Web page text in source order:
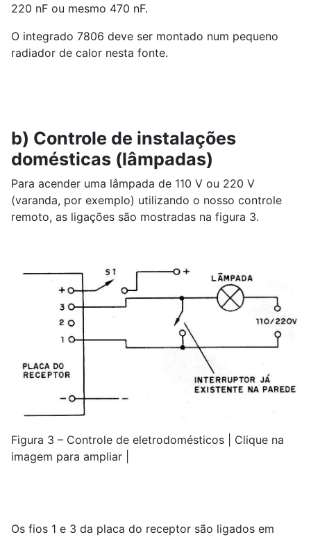
220 nF ou mesmo 470 nF.
O integrado 7806 deve ser montado num pequeno
radiador de calor nesta fonte.
b) Controle de instalações
domésticas (lâmpadas)
Para acender uma lâmpada de 110 V ou 220 V
(varanda, por exemplo) utilizando o nosso controle
remoto, as ligações são mostradas na figura 3.
Figura 3 – Controle de eletrodomésticos | Clique na
imagem para ampliar |
Os fios 1 e 3 da placa do receptor são ligados em